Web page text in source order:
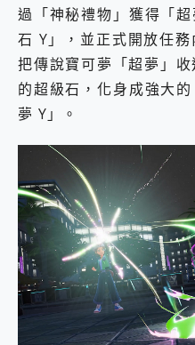
過「神秘禮物」獲得「
石 Y」，並正式開放任
把傳說寶可夢「超夢」
的超級石，化身成強大
夢 Y」。